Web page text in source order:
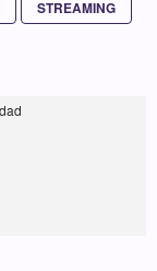
STREAMING